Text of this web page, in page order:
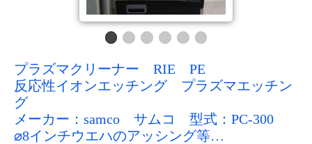
プラズマクリーナー RIE PE
反応性イオンエッチング プラズマエッチン
グ
メーカー：samco サムコ 型式：PC-300
⌀8インチウエハのアッシング等…